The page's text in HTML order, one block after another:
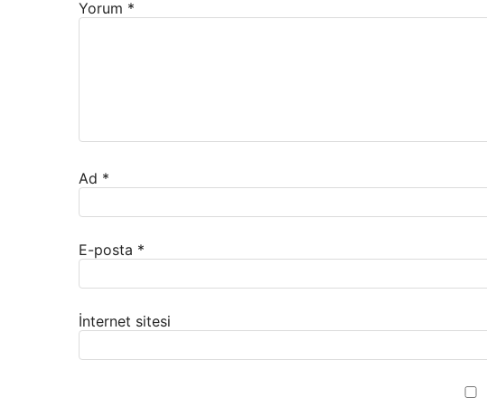
Yorum *
Ad *
E-posta *
İnternet sitesi